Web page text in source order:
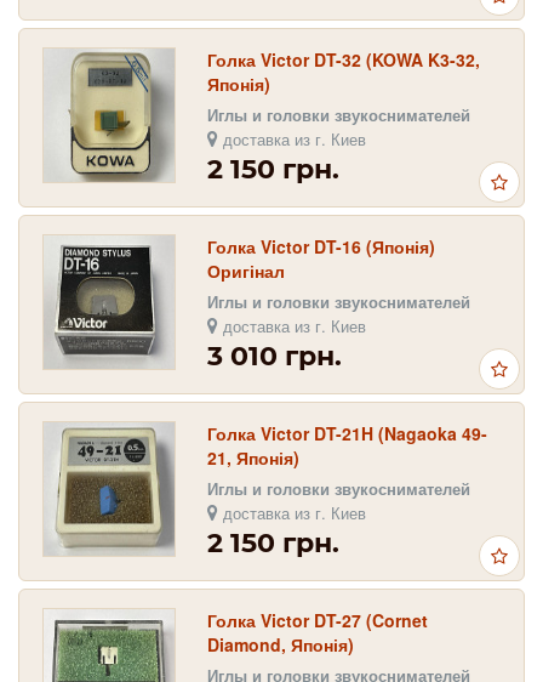
Голка Victor DT-32 (KOWA K3-32,
Японія)
Иглы и головки звукоснимателей
доставка из г. Киев
2 150 грн.
Голка Victor DT-16 (Японія)
Оригінал
Иглы и головки звукоснимателей
доставка из г. Киев
3 010 грн.
Голка Victor DT-21H (Nagaoka 49-
21, Японія)
Иглы и головки звукоснимателей
доставка из г. Киев
2 150 грн.
Голка Victor DT-27 (Cornet
Diamond, Японія)
Иглы и головки звукоснимателей